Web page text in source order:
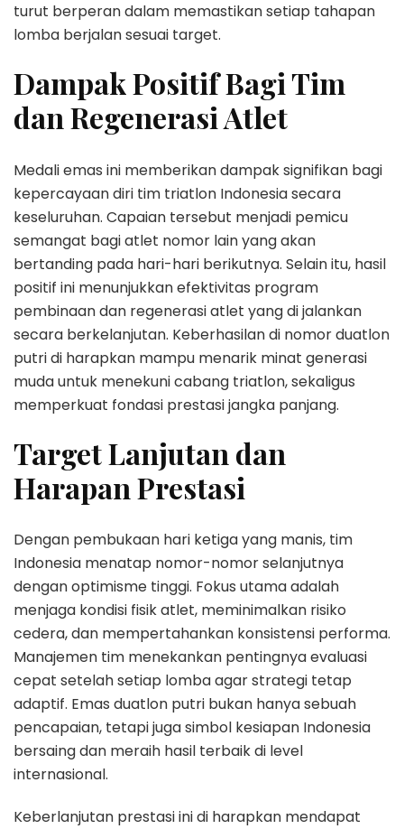
turut berperan dalam memastikan setiap tahapan
lomba berjalan sesuai target.
Dampak Positif Bagi Tim
dan Regenerasi Atlet
Medali emas ini memberikan dampak signifikan bagi
kepercayaan diri tim triatlon Indonesia secara
keseluruhan. Capaian tersebut menjadi pemicu
semangat bagi atlet nomor lain yang akan
bertanding pada hari-hari berikutnya. Selain itu, hasil
positif ini menunjukkan efektivitas program
pembinaan dan regenerasi atlet yang di jalankan
secara berkelanjutan. Keberhasilan di nomor duatlon
putri di harapkan mampu menarik minat generasi
muda untuk menekuni cabang triatlon, sekaligus
memperkuat fondasi prestasi jangka panjang.
Target Lanjutan dan
Harapan Prestasi
Dengan pembukaan hari ketiga yang manis, tim
Indonesia menatap nomor-nomor selanjutnya
dengan optimisme tinggi. Fokus utama adalah
menjaga kondisi fisik atlet, meminimalkan risiko
cedera, dan mempertahankan konsistensi performa.
Manajemen tim menekankan pentingnya evaluasi
cepat setelah setiap lomba agar strategi tetap
adaptif. Emas duatlon putri bukan hanya sebuah
pencapaian, tetapi juga simbol kesiapan Indonesia
bersaing dan meraih hasil terbaik di level
internasional.
Keberlanjutan prestasi ini di harapkan mendapat